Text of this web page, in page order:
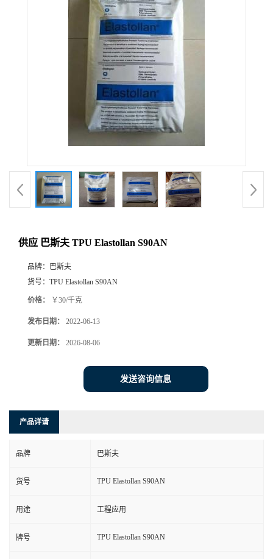
供应 巴斯夫 TPU Elastollan S90AN
品牌：
巴斯夫
货号： TPU Elastollan S90AN
价格： ￥30/千克
发布日期： 2022-06-13
更新日期： 2026-08-06
发送咨询信息
产品详请
品牌 巴斯夫
货号 TPU Elastollan S90AN
用途 工程应用
牌号 TPU Elastollan S90AN